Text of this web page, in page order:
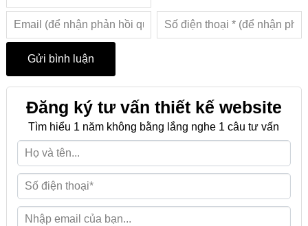
Đăng ký tư vấn thiết kế website
Tìm hiểu 1 năm không bằng lắng nghe 1 câu tư vấn